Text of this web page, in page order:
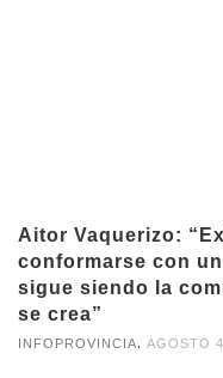
Aitor Vaquerizo:
conformarse con
sigue siendo la
se crea”
INFOPROVINCIA, AGOSTO